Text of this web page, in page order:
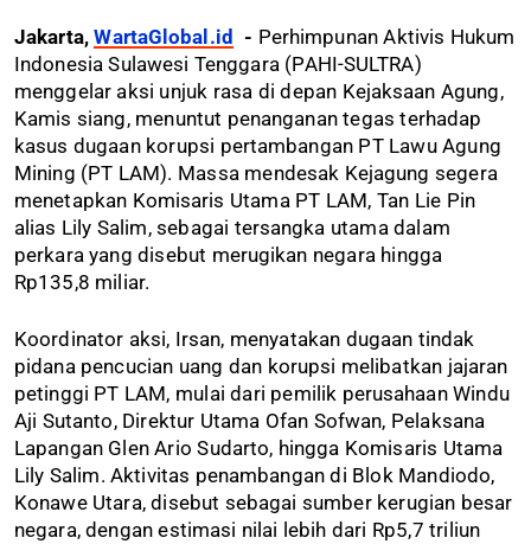
Jakarta,WartaGlobal.id - Perhimpunan Aktivis Hukum
Indonesia Sulawesi Tenggara (PAHI-SULTRA)
menggelar aksi unjuk rasa di depan Kejaksaan Agung,
Kamis siang, menuntut penanganan tegas terhadap
kasus dugaan korupsi pertambangan PT Lawu Agung
Mining (PT LAM). Massa mendesak Kejagung segera
menetapkan Komisaris Utama PT LAM, Tan Lie Pin
alias Lily Salim, sebagai tersangka utama dalam
perkara yang disebut merugikan negara hingga
Rp135,8 miliar.
Koordinator aksi, Irsan, menyatakan dugaan tindak
pidana pencucian uang dan korupsi melibatkan jajaran
petinggi PT LAM, mulai dari pemilik perusahaan Windu
Aji Sutanto, Direktur Utama Ofan Sofwan, Pelaksana
Lapangan Glen Ario Sudarto, hingga Komisaris Utama
Lily Salim. Aktivitas penambangan di Blok Mandiodo,
Konawe Utara, disebut sebagai sumber kerugian besar
negara, dengan estimasi nilai lebih dari Rp5,7 triliun